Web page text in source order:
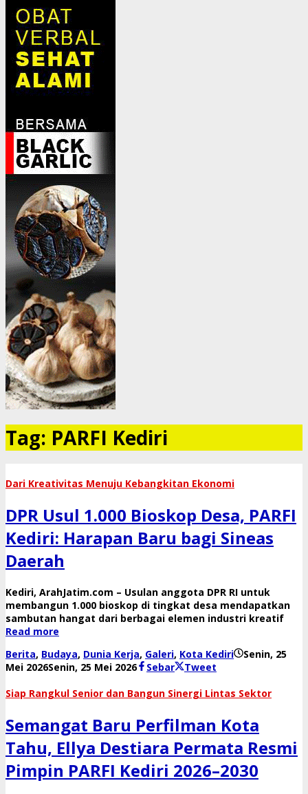
Tag: PARFI Kediri
Dari Kreativitas Menuju Kebangkitan Ekonomi
DPR Usul 1.000 Bioskop Desa, PARFI
Kediri: Harapan Baru bagi Sineas
Daerah
​Kediri, ArahJatim.com – Usulan anggota DPR RI untuk
membangun 1.000 bioskop di tingkat desa mendapatkan
sambutan hangat dari berbagai elemen industri kreatif
Read more
Berita, Budaya, Dunia Kerja, Galeri, Kota Kediri
Senin, 25
Mei 2026Senin, 25 Mei 2026olehSebar
Tweet
​Siap Rangkul Senior dan Bangun Sinergi Lintas Sektor
Semangat Baru Perfilman Kota
Tahu, Ellya Destiara Permata Resmi
Pimpin PARFI Kediri 2026–2030